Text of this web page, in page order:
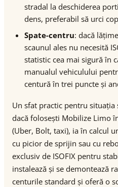
stradal la deschiderea
dens, preferabil să urci
Spate-centru: dacă
scaunul ales nu necesită
statistic cea mai sigură în
manualul vehiculului
centură în trei puncte și
Un sfat practic pentru situația
dacă folosești Mobilize Limo
(Uber, Bolt, taxi), ia în calcul
cu picior de sprijin sau cu
exclusiv de ISOFIX pentru
instalează și se demontează
centurile standard și oferă o